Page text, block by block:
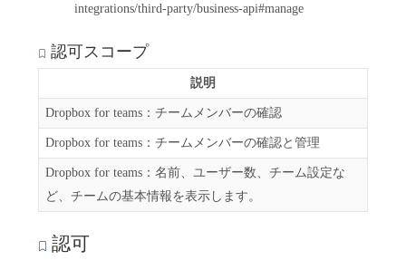
integrations/third-party/business-api#manage
認可スコープ
説明
Dropbox for teams：チームメンバーの確認
Dropbox for teams：チームメンバーの確認と管理
Dropbox for teams：名前、ユーザー数、チーム設定な
ど、チームの基本情報を表示します。
認可